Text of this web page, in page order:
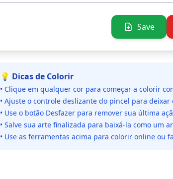
Save
💡 Dicas de Colorir
• Clique em qualquer cor para começar a colorir
• Ajuste o controle deslizante do pincel para
• Use o botão Desfazer para remover sua última
• Salve sua arte finalizada para baixá-la como um
• Use as ferramentas acima para colorir online ou